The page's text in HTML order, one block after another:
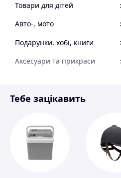
Товари для дітей
Авто-, мото
Подарунки, хобі, книги
Аксесуари та прикраси
Спорт і відпочинок
Тебе зацікавить